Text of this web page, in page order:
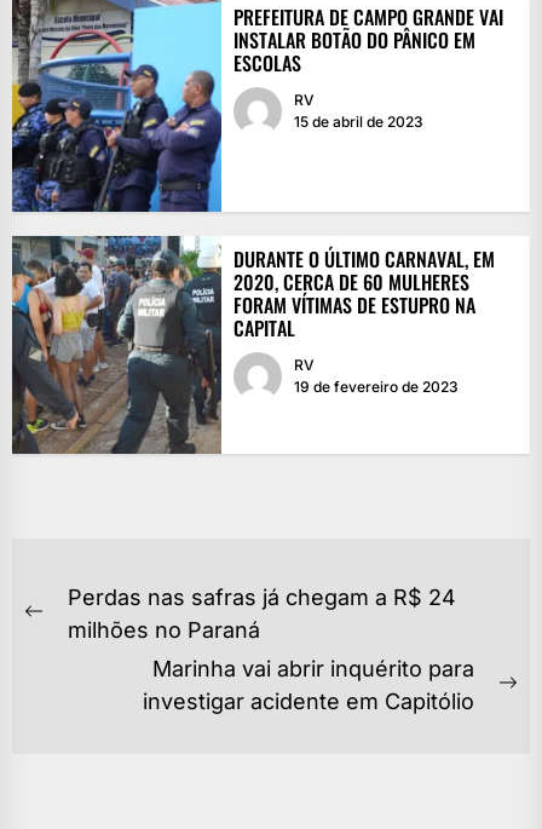
PREFEITURA DE CAMPO GRANDE VAI
INSTALAR BOTÃO DO PÂNICO EM
ESCOLAS
RV
15 de abril de 2023
DURANTE O ÚLTIMO CARNAVAL, EM
2020, CERCA DE 60 MULHERES
FORAM VÍTIMAS DE ESTUPRO NA
CAPITAL
RV
19 de fevereiro de 2023
NAVEGAÇÃO
DEPrevious
Perdas nas safras já chegam a R$ 24
milhões no Paraná
Marinha vai abrir inquérito para
investigar acidente em Capitólio